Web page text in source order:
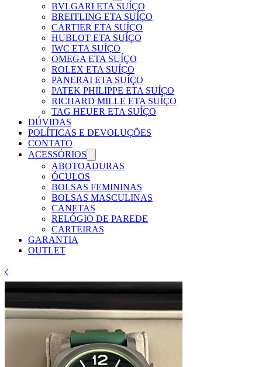
BVLGARI ETA SUÍÇO
BREITLING ETA SUÍÇO
CARTIER ETA SUÍÇO
HUBLOT ETA SUÍÇO
IWC ETA SUÍÇO
OMEGA ETA SUÍÇO
ROLEX ETA SUÍÇO
PANERAI ETA SUÍÇO
PATEK PHILIPPE ETA SUÍÇO
RICHARD MILLE ETA SUÍÇO
TAG HEUER ETA SUÍÇO
DÚVIDAS
POLÍTICAS E DEVOLUÇÕES
CONTATO
ACESSÓRIOS
ABOTOADURAS
ÓCULOS
BOLSAS FEMININAS
BOLSAS MASCULINAS
CANETAS
RELÓGIO DE PAREDE
CARTEIRAS
GARANTIA
OUTLET